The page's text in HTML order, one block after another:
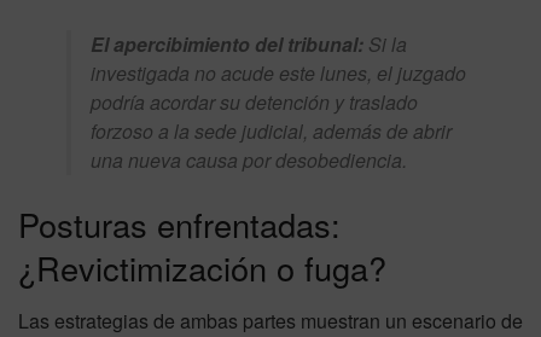
El apercibimiento del tribunal: Si la
investigada no acude este lunes, el juzgado
podría acordar su detención y traslado
forzoso a la sede judicial, además de abrir
una nueva causa por desobediencia.
Posturas enfrentadas:
¿Revictimización o fuga?
Las estrategias de ambas partes muestran un escenario de